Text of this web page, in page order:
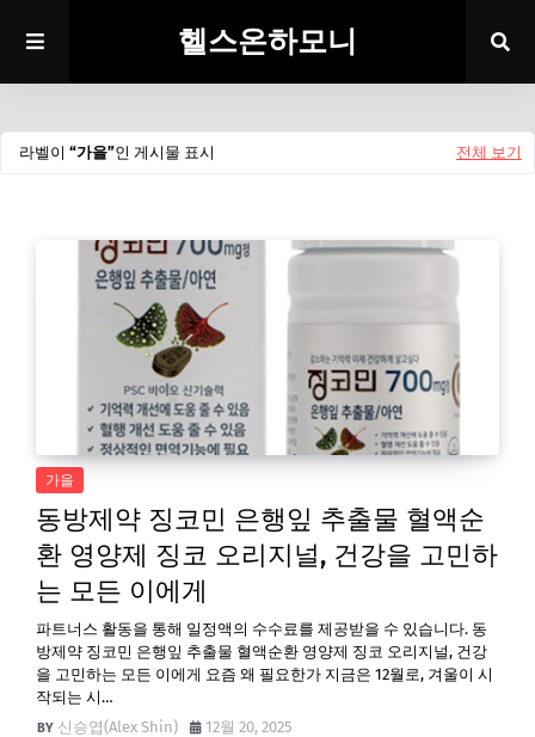
헬스온하모니
라벨이 가을 인 게시물 표시 전체 보기
가을
동방제약 징코민 은행잎 추출물 혈액순
환 영양제 징코 오리지널, 건강을 고민하
는 모든 이에게
파트너스 활동을 통해 일정액의 수수료를 제공받을 수 있습니다. 동
방제약 징코민 은행잎 추출물 혈액순환 영양제 징코 오리지널, 건강
을 고민하는 모든 이에게 요즘 왜 필요한가 지금은 12월로, 겨울이 시
작되는 시…
신승엽(Alex Shin)
12월 20, 2025